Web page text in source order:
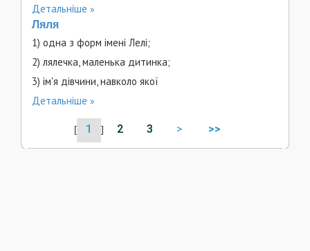
Детальніше
Ляля
1) одна з форм імені Лелі;
2) лялечка, маленька дитинка;
3) ім'я дівчини, навколо якої
Детальніше
[ 1 ] 2 3 > >>